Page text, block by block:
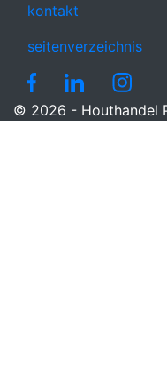
kontakt
seitenverzeichnis
© 2026 - Houthandel